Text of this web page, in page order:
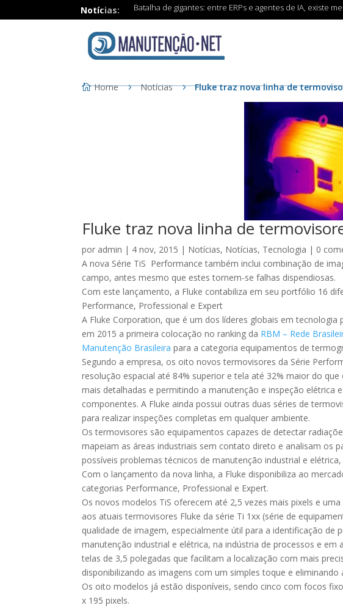
Notícias: Batalha de gigantes: entre ERPs e agentes de IA, existe
Home Notícias Fluke traz nova linha de
Fluke traz nova linha de
por admin | 4 nov, 2015 | Notícias, Notícias, Tecnologia | 0
A nova Série TiS Performance também inclui combinação de
campo, antes mesmo que estes tornem-se falhas dispendiosas.
Com este lançamento, a Fluke contabiliza em seu portfólio 16
Performance, Professional e Expert
A Fluke Corporation, que é um dos líderes globais em
em 2015 a primeira colocação no ranking da RBM – Rede
Manutenção Brasileira para a categoria equipamentos de
Segundo a empresa, os oito novos termovisores da Série
resolução espacial até 84% superior e tela até 32% maior do
mais detalhadas e permitindo a manutenção e inspeção elétrica
componentes. A Fluke ainda possui outras duas séries de
para realizar inspeções completas em qualquer ambiente.
Os termovisores são equipamentos capazes de detectar
mapeiam as áreas industriais sem contato direto e analisam os
possíveis problemas técnicos de manutenção industrial e
Com o lançamento da nova linha, a Fluke disponibiliza ao
categorias Performance, Professional e Expert.
Os novos modelos TiS oferecem até 2,5 vezes mais pixels e
aos atuais termovisores Fluke da série Ti 1xx (série de
qualidade de imagem, especialmente útil para a identificação de
manutenção industrial e elétrica, na indústria de processos e
telas de 3,5 polegadas que facilitam a localização com mais
disponibilizando as imagens com um simples toque e
Os oito modelos já estão disponíveis, sendo cinco com focos
x 195 pixels.